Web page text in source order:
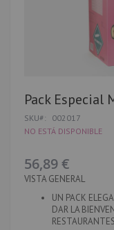
Saltar
al
comienzo
de
de
imágenes
Pack Especial
SKU
002017
NO ESTÁ DISPONIBLE
56,89 €
VISTA GENERAL
UN PACK
DAR LA